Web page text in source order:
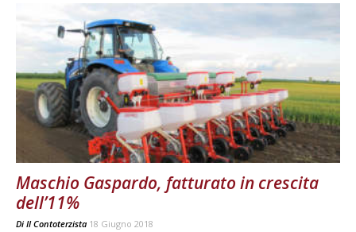
Maschio Gaspardo, fatturato in crescita
dell’11%
Di Il Contoterzista 18 Giugno 2018